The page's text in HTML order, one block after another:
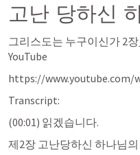
고난 당하신
그리스도는 누구이신가 2
YouTube
https://www.youtube.com/
Transcript:
(00:01) 읽겠습니다.
제2장 고난당하신 하나님